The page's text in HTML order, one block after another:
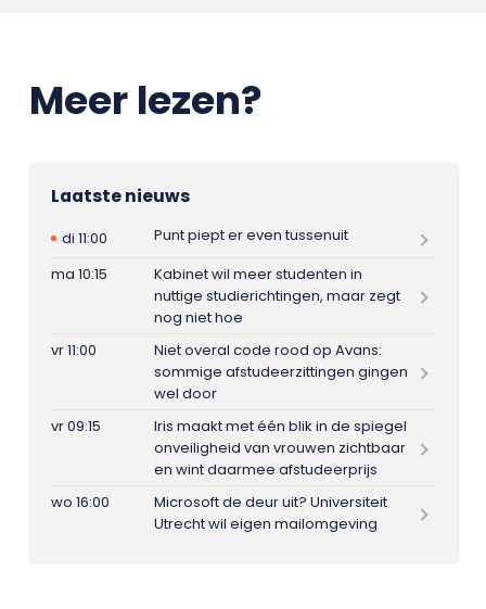
Meer lezen?
Laatste nieuws
di 11:00
Punt piept er even tussenuit
ma 10:15
Kabinet wil meer studenten in
nuttige studierichtingen, maar zegt
nog niet hoe
vr 11:00
Niet overal code rood op Avans:
sommige afstudeerzittingen gingen
wel door
vr 09:15
Iris maakt met één blik in de spiegel
onveiligheid van vrouwen zichtbaar
en wint daarmee afstudeerprijs
wo 16:00
Microsoft de deur uit? Universiteit
Utrecht wil eigen mailomgeving